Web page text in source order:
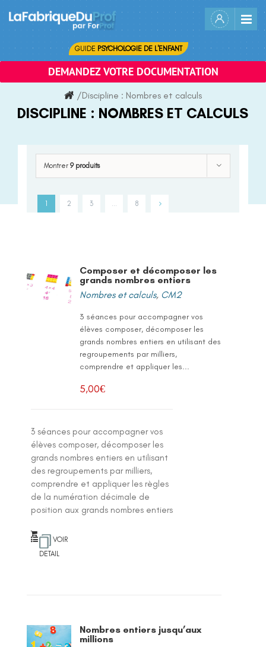
content
GUIDE PSYCHOLOGIE DE L'ENFANT
DEMANDEZ VOTRE DOCUMENTATION
/Discipline : Nombres et calculs
DISCIPLINE : NOMBRES ET CALCULS
Montrer 9 produits
1 2 3 8
Composer et décomposer les
grands nombres entiers
Nombres et calculs, CM2
3 séances pour accompagner vos
élèves composer, décomposer les
grands nombres entiers en utilisant des
regroupements par milliers,
comprendre et appliquer les...
5,00€
3 séances pour accompagner vos
élèves composer, décomposer les
grands nombres entiers en utilisant
des regroupements par milliers,
comprendre et appliquer les règles
de la numération décimale de
position aux grands nombres entiers
VOIR
DETAIL
Nombres entiers jusqu’aux
millions